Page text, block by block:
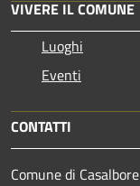
VIVERE IL COMUNE
Luoghi
Eventi
CONTATTI
Comune di Casalbore